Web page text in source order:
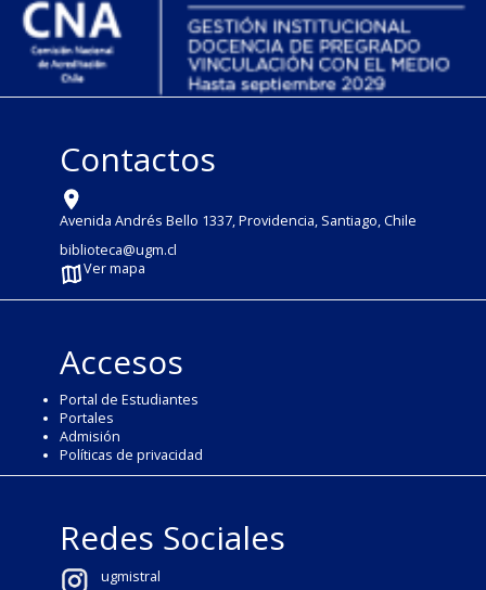
Contactos
Avenida Andrés Bello 1337, Providencia, Santiago, Chile
biblioteca@ugm.cl
Ver mapa
Accesos
Portal de Estudiantes
Portales
Admisión
Políticas de privacidad
Redes Sociales
ugmistral